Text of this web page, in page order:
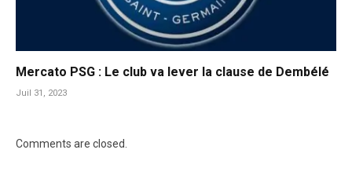
Mercato PSG : Le club va lever la clause de Dembélé
Juil 31, 2023
Comments are closed.